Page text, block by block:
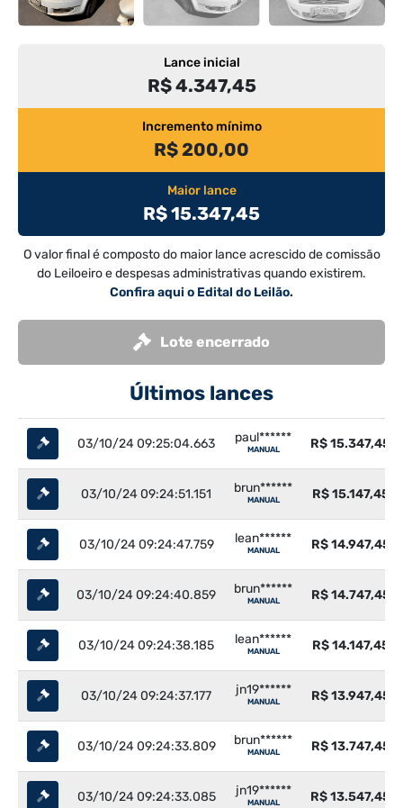
Lance inicial
R$ 4.347,45
Incremento mínimo
R$ 200,00
Maior lance
R$ 15.347,45
O valor final é composto do maior lance acrescido de comissão
do Leiloeiro e despesas administrativas quando existirem.
Confira aqui o Edital do Leilão.
Lote encerrado
Últimos lances
03/10/24 09:25:04.663 paul******
MANUAL R$ 15.347,45
03/10/24 09:24:51.151 brun******
MANUAL R$ 15.147,45
03/10/24 09:24:47.759 lean******
MANUAL R$ 14.947,45
03/10/24 09:24:40.859 brun******
MANUAL R$ 14.747,45
03/10/24 09:24:38.185 lean******
MANUAL R$ 14.147,45
03/10/24 09:24:37.177 jn19******
MANUAL R$ 13.947,45
03/10/24 09:24:33.809 brun******
MANUAL R$ 13.747,45
03/10/24 09:24:33.085 jn19******
MANUAL R$ 13.547,45